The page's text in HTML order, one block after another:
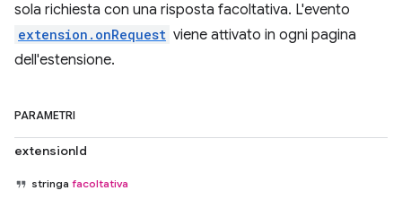
sola richiesta con una risposta facoltativa. L'evento
extension.onRequest viene attivato in ogni pagina
dell'estensione.
PARAMETRI
extensionId
stringa facoltativa